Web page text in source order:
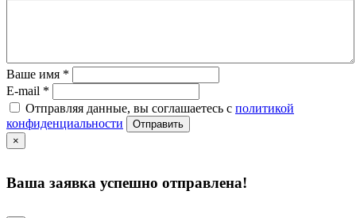
Ваше имя *
E-mail *
Отправляя данные, вы соглашаетесь с политикой
конфиденциальности
Отправить
×
Ваша заявка успешно отправлена!